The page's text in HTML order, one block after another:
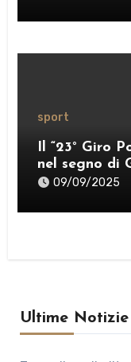
sport
Il “23° Giro
nel segno di
09/09/2025
Ultime Notizie